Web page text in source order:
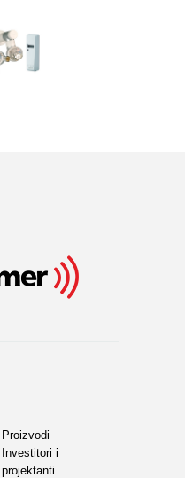
Proizvodi
Investitori i
projektanti